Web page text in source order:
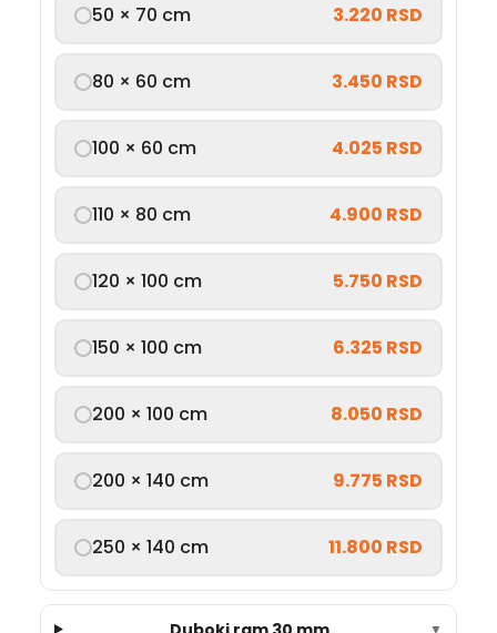
50 × 70 cm 3.220 RSD
80 × 60 cm 3.450 RSD
100 × 60 cm 4.025 RSD
110 × 80 cm 4.900 RSD
120 × 100 cm 5.750 RSD
150 × 100 cm 6.325 RSD
200 × 100 cm 8.050 RSD
200 × 140 cm 9.775 RSD
250 × 140 cm 11.800 RSD
▼